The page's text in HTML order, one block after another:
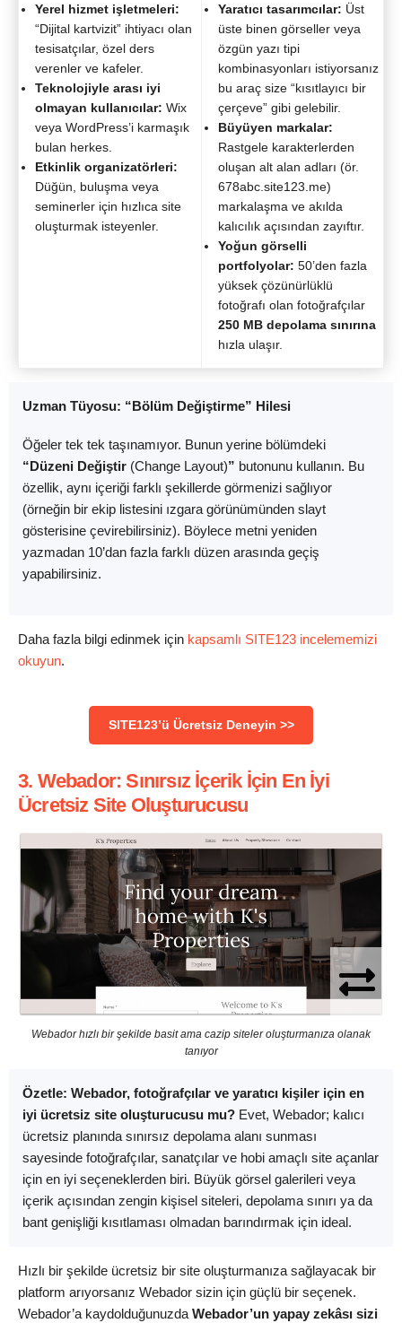
Yerel hizmet işletmeleri:
“Dijital kartvizit” ihtiyacı olan
tesisatçılar, özel ders
verenler ve kafeler.
Teknolojiyle arası iyi
olmayan kullanıcılar: Wix
veya WordPress’i karmaşık
bulan herkes.
Etkinlik organizatörleri:
Düğün, buluşma veya
seminerler için hızlıca site
oluşturmak isteyenler.
Yaratıcı tasarımcılar: Üst
üste binen görseller veya
özgün yazı tipi
kombinasyonları istiyorsanız
bu araç size “kısıtlayıcı bir
çerçeve” gibi gelebilir.
Büyüyen markalar:
Rastgele karakterlerden
oluşan alt alan adları (ör.
678abc.site123.me)
markalaşma ve akılda
kalıcılık açısından zayıftır.
Yoğun görselli
portfolyolar: 50’den fazla
yüksek çözünürlüklü
fotoğrafı olan fotoğrafçılar
250 MB depolama sınırına
hızla ulaşır.
Uzman Tüyosu: “Bölüm Değiştirme” Hilesi
Öğeler tek tek taşınamıyor. Bunun yerine bölümdeki
“Düzeni Değiştir (Change Layout)” butonunu kullanın. Bu
özellik, aynı içeriği farklı şekillerde görmenizi sağlıyor
(örneğin bir ekip listesini ızgara görünümünden slayt
gösterisine çevirebilirsiniz). Böylece metni yeniden
yazmadan 10’dan fazla farklı düzen arasında geçiş
yapabilirsiniz.
Daha fazla bilgi edinmek için kapsamlı SITE123 incelememizi
okuyun.
SITE123’ü Ücretsiz Deneyin >>
3. Webador: Sınırsız İçerik İçin En İyi
Ücretsiz Site Oluşturucusu
Webador hızlı bir şekilde basit ama cazip siteler oluşturmanıza olanak
tanıyor
Özetle: Webador, fotoğrafçılar ve yaratıcı kişiler için en
iyi ücretsiz site oluşturucusu mu? Evet, Webador; kalıcı
ücretsiz planında sınırsız depolama alanı sunması
sayesinde fotoğrafçılar, sanatçılar ve hobi amaçlı site açanlar
için en iyi seçeneklerden biri. Büyük görsel galerileri veya
içerik açısından zengin kişisel siteleri, depolama sınırı ya da
bant genişliği kısıtlaması olmadan barındırmak için ideal.
Hızlı bir şekilde ücretsiz bir site oluşturmanıza sağlayacak bir
platform arıyorsanız Webador sizin için güçlü bir seçenek.
Webador’a kaydolduğunuzda Webador’un yapay zekâsı sizi